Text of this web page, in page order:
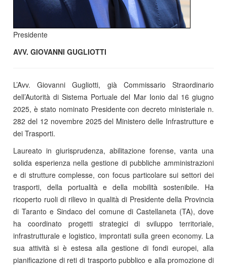
Presidente
AVV. GIOVANNI GUGLIOTTI
L’Avv. Giovanni Gugliotti, già Commissario Straordinario
dell’Autorità di Sistema Portuale del Mar Ionio dal 16 giugno
2025, è stato nominato Presidente con decreto ministeriale n.
282 del 12 novembre 2025 del Ministero delle Infrastrutture e
dei Trasporti.
Laureato in giurisprudenza, abilitazione forense, vanta una
solida esperienza nella gestione di pubbliche amministrazioni
e di strutture complesse, con focus particolare sui settori dei
trasporti, della portualità e della mobilità sostenibile. Ha
ricoperto ruoli di rilievo in qualità di Presidente della Provincia
di Taranto e Sindaco del comune di Castellaneta (TA), dove
ha coordinato progetti strategici di sviluppo territoriale,
infrastrutturale e logistico, improntati sulla green economy. La
sua attività si è estesa alla gestione di fondi europei, alla
pianificazione di reti di trasporto pubblico e alla promozione di